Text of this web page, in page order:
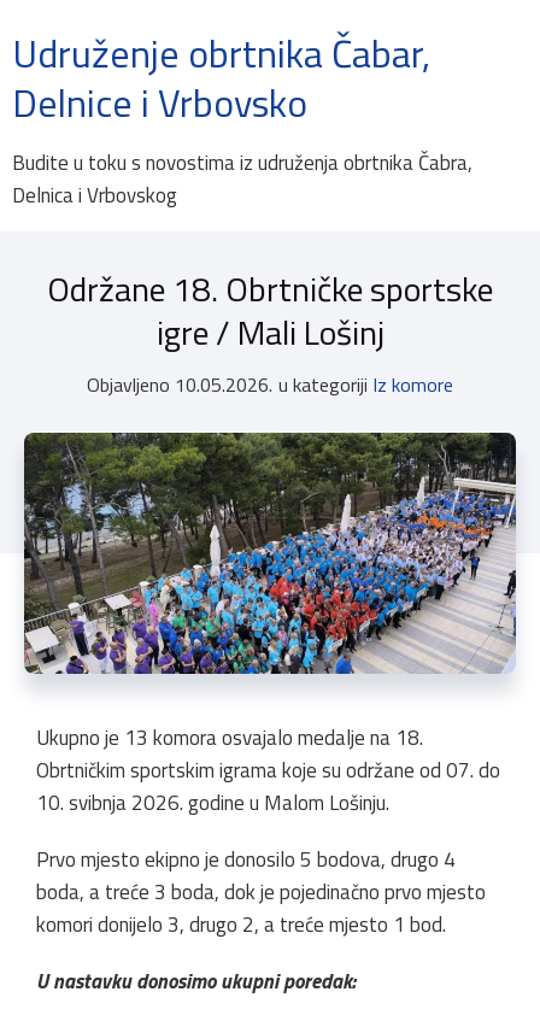
Udruženje obrtnika Čabar,
Delnice i Vrbovsko
Budite u toku s novostima iz udruženja obrtnika Čabra,
Delnica i Vrbovskog
Održane 18. Obrtničke sportske
igre / Mali Lošinj
Objavljeno 10.05.2026. u kategoriji Iz komore
Ukupno je 13 komora osvajalo medalje na 18.
Obrtničkim sportskim igrama koje su održane od 07. do
10. svibnja 2026. godine u Malom Lošinju.
Prvo mjesto ekipno je donosilo 5 bodova, drugo 4
boda, a treće 3 boda, dok je pojedinačno prvo mjesto
komori donijelo 3, drugo 2, a treće mjesto 1 bod.
U nastavku donosimo ukupni poredak: